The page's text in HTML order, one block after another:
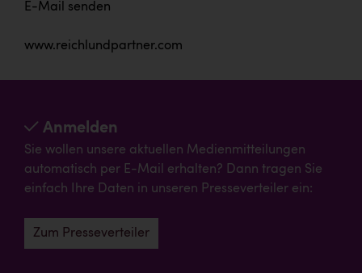
E-Mail senden
www.reichlundpartner.com
Anmelden
Sie wollen unsere aktuellen Medienmitteilungen
automatisch per E-Mail erhalten? Dann tragen Sie
einfach Ihre Daten in unseren Presseverteiler ein:
Zum Presseverteiler